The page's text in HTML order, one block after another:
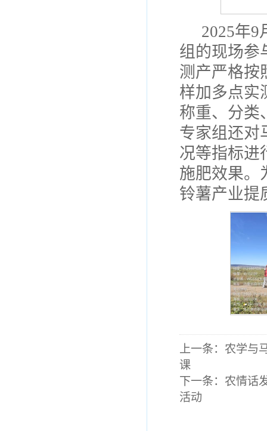
2025年9
组的现场参
测产严格按
样加多点实
称重、分类
专家组还对
况等指标进
施肥效果。
铃薯产业提
上一条： 农学与
课
下一条： 农情话
活动